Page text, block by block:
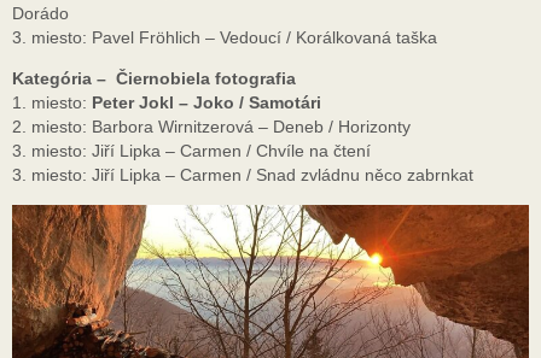
Dorádo
3. miesto: Pavel Fröhlich – Vedoucí / Korálkovaná taška
Kategória – Čiernobiela fotografia
1. miesto: Peter Jokl – Joko / Samotári
2. miesto: Barbora Wirnitzerová – Deneb / Horizonty
3. miesto: Jiří Lipka – Carmen / Chvíle na čtení
3. miesto: Jiří Lipka – Carmen / Snad zvládnu něco zabrnkat